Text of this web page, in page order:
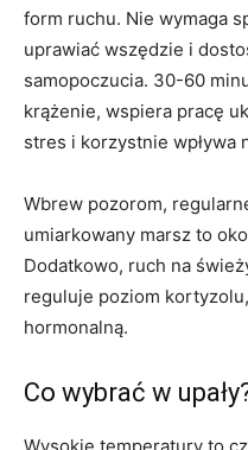
form ruchu. Nie wymaga
uprawiać wszędzie i
samopoczucia. 30-60
krążenie, wspiera pracę
stres i korzystnie wpływa
Wbrew pozorom,
umiarkowany marsz to
Dodatkowo, ruch na
reguluje poziom
hormonalną.
Co wybrać w